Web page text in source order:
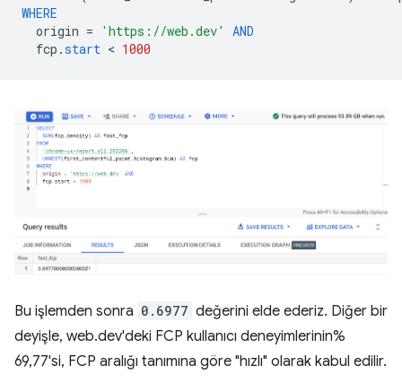
WHERE
origin = 'https://web.dev'
AND
fcp .start < 1000
Bu işlemden sonra 0.6977 değerini elde ederiz. Diğer bir
deyişle, web.dev'deki FCP kullanıcı deneyimlerinin%
69,77'si, FCP aralığı tanımına göre "hızlı" olarak kabul edilir.